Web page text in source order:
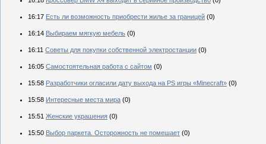
16:17 Есть ли возможность приобрести жилье за границей (0)
16:14 Выбираем мягкую мебель (0)
16:11 Советы для покупки собственной электростанции (0)
16:05 Самостоятельная работа с сайтом (0)
15:58 Разработчики огласили дату выхода на PS игры «Minecraft» (0)
15:58 Интересные места мира (0)
15:51 Женские украшения (0)
15:50 Выбор паркета. Осторожность не помешает (0)